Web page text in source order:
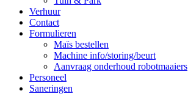
Verhuur
Contact
Formulieren
Maïs bestellen
Machine info/storing/beurt
Aanvraag onderhoud robotmaaiers
Personeel
Saneringen